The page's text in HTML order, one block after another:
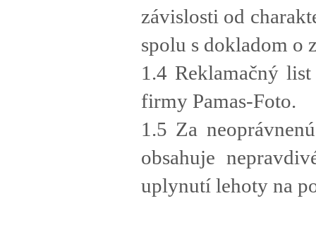
závislosti od
spolu s dokladom o
1.4 Reklamačný
firmy Pamas-Foto.
1.5 Za
obsahuje
uplynutí lehoty na